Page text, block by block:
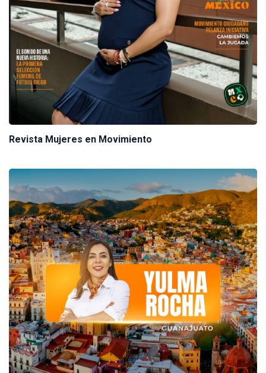
Revista Mujeres en Movimiento